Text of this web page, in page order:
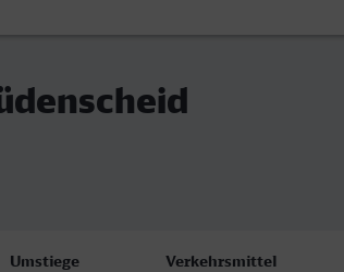
Umstiege Verkehrsmittel